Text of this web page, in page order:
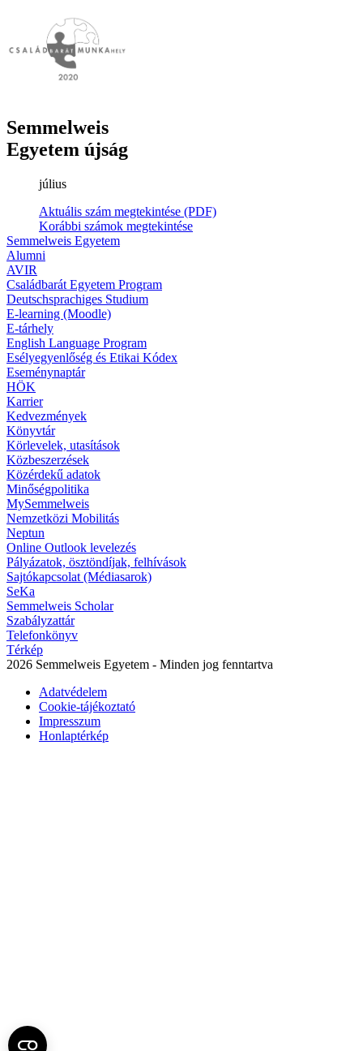
Semmelweis
Egyetem újság
július
Aktuális szám megtekintése (PDF)
Korábbi számok megtekintése
Semmelweis Egyetem
Alumni
AVIR
Családbarát Egyetem Program
Deutschsprachiges Studium
E-learning (Moodle)
E-tárhely
English Language Program
Esélyegyenlőség és Etikai Kódex
Eseménynaptár
HÖK
Karrier
Kedvezmények
Könyvtár
Körlevelek, utasítások
Közbeszerzések
Közérdekű adatok
Minőségpolitika
MySemmelweis
Nemzetközi Mobilitás
Neptun
Online Outlook levelezés
Pályázatok, ösztöndíjak, felhívások
Sajtókapcsolat (Médiasarok)
SeKa
Semmelweis Scholar
Szabályzattár
Telefonkönyv
Térkép
2026 Semmelweis Egyetem - Minden jog fenntartva
Adatvédelem
Cookie-tájékoztató
Impresszum
Honlaptérkép